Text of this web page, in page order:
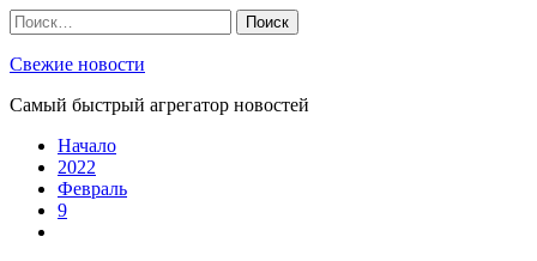
Skip
to
content
Найти:
Свежие новости
Самый быстрый агрегатор новостей
Начало
2022
Февраль
9